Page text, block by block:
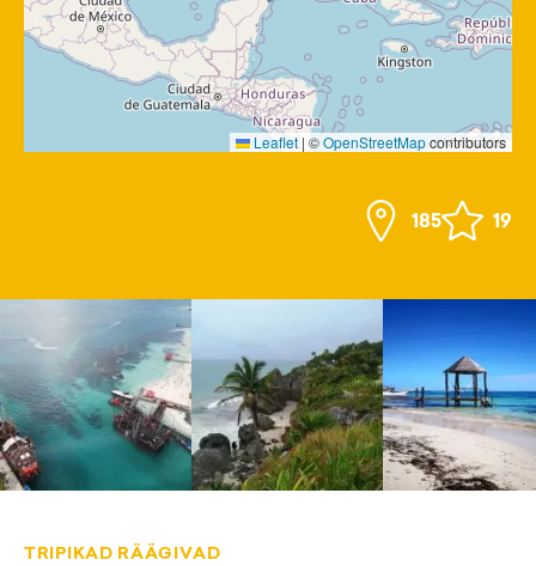
Leaflet | ©OpenStreetMapcontributors
185 19
TRIPIKAD RÄÄGIVAD